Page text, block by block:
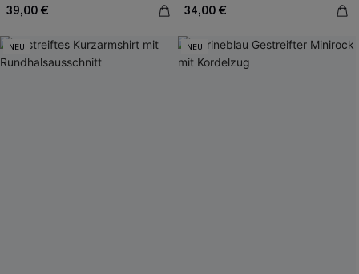
39,00 € 34,00 €
NEU NEU